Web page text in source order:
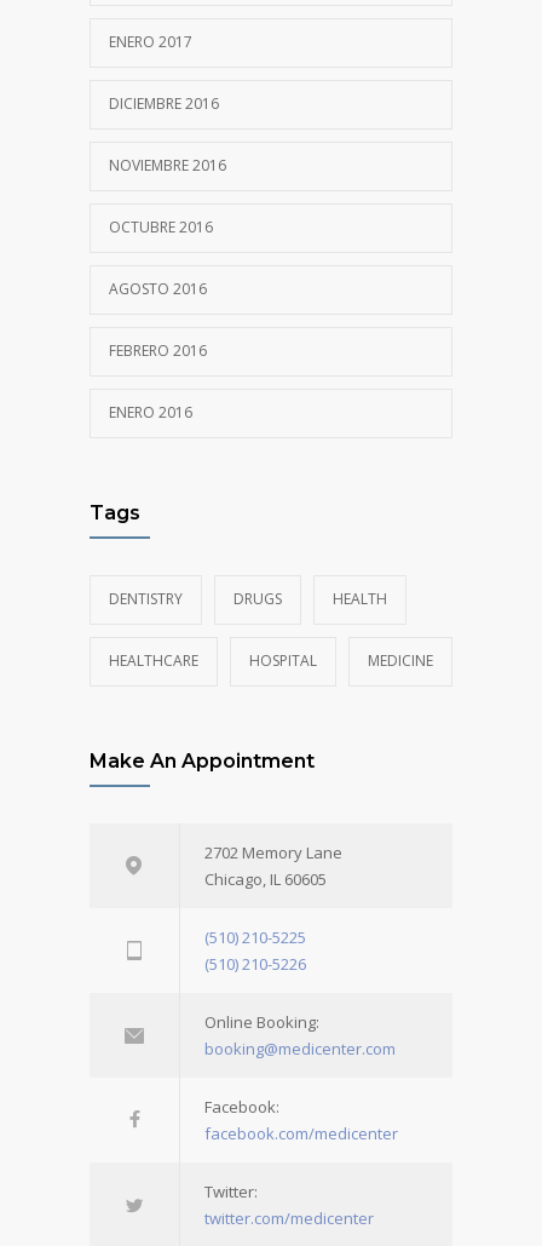
ENERO 2017
DICIEMBRE 2016
NOVIEMBRE 2016
OCTUBRE 2016
AGOSTO 2016
FEBRERO 2016
ENERO 2016
Tags
DENTISTRY DRUGS HEALTH
HEALTHCARE HOSPITAL MEDICINE
Make An Appointment
2702 Memory Lane
Chicago, IL 60605
(510) 210-5225
(510) 210-5226
Online Booking:
booking@medicenter.com
Facebook:
facebook.com/medicenter
Twitter:
twitter.com/medicenter